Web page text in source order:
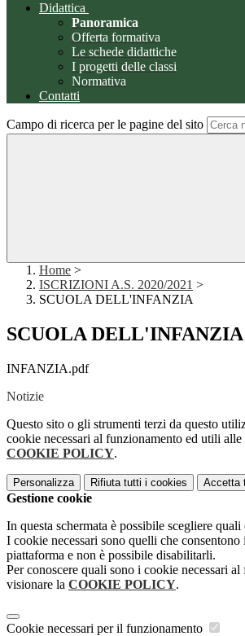
Didattica
Panoramica
Offerta formativa
Le schede didattiche
I progetti delle classi
Normativa
Contatti
Campo di ricerca per le pagine del sito
Home >
ISCRIZIONI A.S. 2020/2021 >
SCUOLA DELL'INFANZIA
SCUOLA DELL'INFANZIA
INFANZIA.pdf
Notizie
Questo sito o gli strumenti terzi da questo
cookie necessari al funzionamento ed utili
COOKIE POLICY.
Personalizza Rifiuta tutti i cookies Accetta
Gestione cookie
In questa schermata è possibile scegliere
I cookie necessari sono quelli che
piattaforma e non è possibile disabilitarli.
Per conoscere quali sono i cookie necessari
visionare la COOKIE POLICY.
Cookie necessari per il funzionamento